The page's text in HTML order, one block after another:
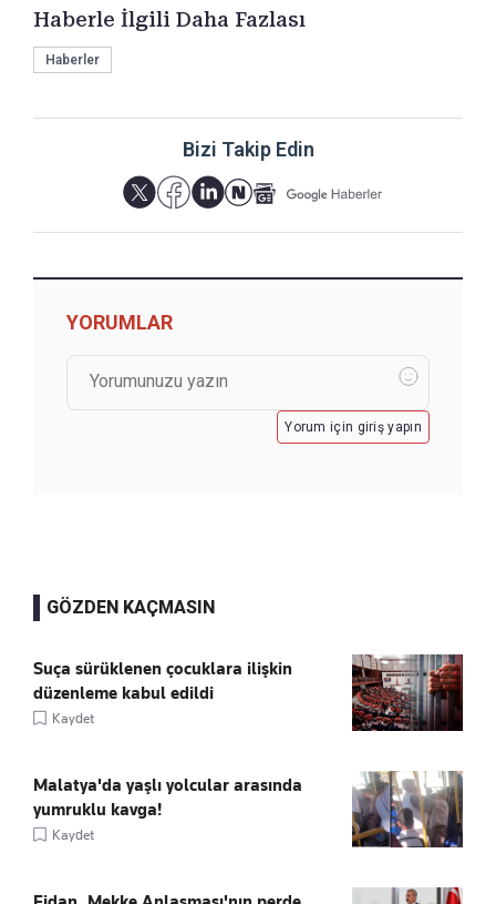
Haberle İlgili Daha Fazlası
Haberler
Bizi Takip Edin
YORUMLAR
Yorum için giriş yapın
GÖZDEN KAÇMASIN
Suça sürüklenen çocuklara ilişkin
düzenleme kabul edildi
Kaydet
Malatya'da yaşlı yolcular arasında
yumruklu kavga!
Kaydet